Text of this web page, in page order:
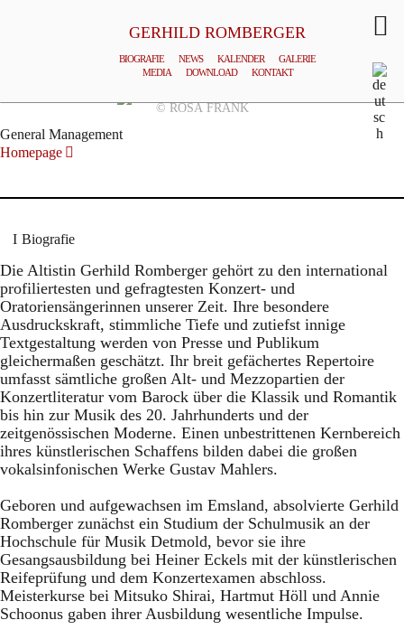
GERHILD ROMBERGER
BIOGRAFIE NEWS KALENDER
GALERIE
MEDIA
DOWNLOAD KONTAKT
© ROSA FRANK
General Management
Homepage
Biografie
Die Altistin Gerhild Romberger gehört zu den international
profiliertesten und gefragtesten Konzert- und
Oratoriensängerinnen unserer Zeit. Ihre besondere
Ausdruckskraft, stimmliche Tiefe und zutiefst innige
Textgestaltung werden von Presse und Publikum
gleichermaßen geschätzt. Ihr breit gefächertes Repertoire
umfasst sämtliche großen Alt- und Mezzopartien der
Konzertliteratur vom Barock über die Klassik und Romantik
bis hin zur Musik des 20. Jahrhunderts und der
zeitgenössischen Moderne. Einen unbestrittenen Kernbereich
ihres künstlerischen Schaffens bilden dabei die großen
vokalsinfonischen Werke Gustav Mahlers.
Geboren und aufgewachsen im Emsland, absolvierte Gerhild
Romberger zunächst ein Studium der Schulmusik an der
Hochschule für Musik Detmold, bevor sie ihre
Gesangsausbildung bei Heiner Eckels mit der künstlerischen
Reifeprüfung und dem Konzertexamen abschloss.
Meisterkurse bei Mitsuko Shirai, Hartmut Höll und Annie
Schoonus gaben ihrer Ausbildung wesentliche Impulse.